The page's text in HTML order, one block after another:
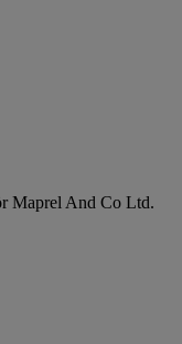
Maprel And Co Ltd.